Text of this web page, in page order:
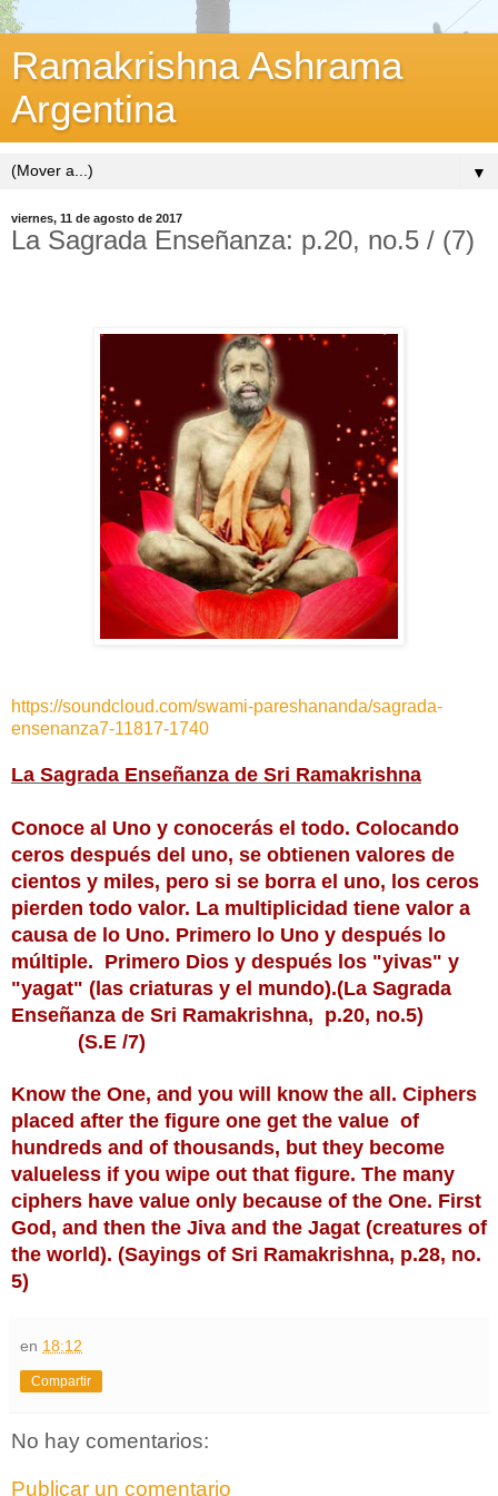
Ramakrishna Ashrama
Argentina
▼
viernes, 11 de agosto de 2017
La Sagrada Enseñanza: p.20, no.5 / (7)
https://soundcloud.com/swami-pareshananda/sagrada-
ensenanza7-11817-1740
La Sagrada Enseñanza de Sri Ramakrishna
Conoce al Uno y conocerás el todo. Colocando
ceros después del uno, se obtienen valores de
cientos y miles, pero si se borra el uno, los ceros
pierden todo valor. La multiplicidad tiene valor a
causa de lo Uno. Primero lo Uno y después lo
múltiple.  Primero Dios y después los "yivas" y
"yagat" (las criaturas y el mundo).(La Sagrada
Enseñanza de Sri Ramakrishna,  p.20, no.5)
(S.E /7)
Know the One, and you will know the all. Ciphers
placed after the figure one get the value  of
hundreds and of thousands, but they become
valueless if you wipe out that figure. The many
ciphers have value only because of the One. First
God, and then the Jiva and the Jagat (creatures of
the world). (Sayings of Sri Ramakrishna, p.28, no.
5)
en 18:12
Compartir
No hay comentarios:
Publicar un comentario